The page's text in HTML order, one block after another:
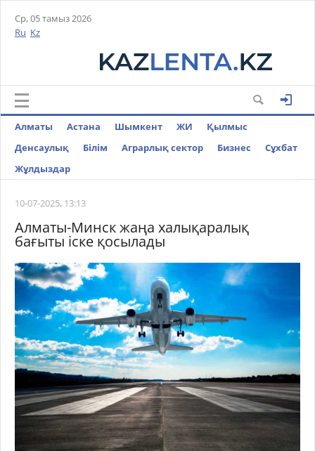
Ср, 05 тамыз 2026
Ru Kz
Алматы Астана Шымкент ЖИ
Қылмыс
Денсаулық
Білім Аграрлық сектор Бизнес
Cұхбат
Жұлдыздар
10-07-2025, 13:13
Алматы-Минск жаңа халықаралық
бағыты іске қосылады